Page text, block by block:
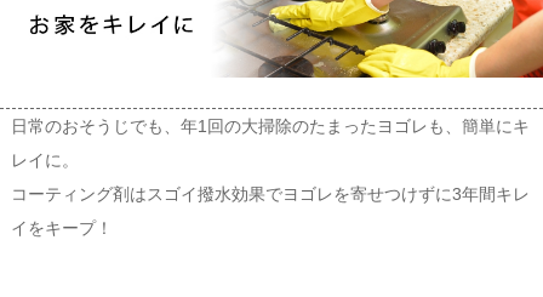
日常のおそうじでも、年1回の大掃除のたまったヨゴレも、簡単にキ
レイに。
コーティング剤はスゴイ撥水効果でヨゴレを寄せつけずに3年間キレ
イをキープ！